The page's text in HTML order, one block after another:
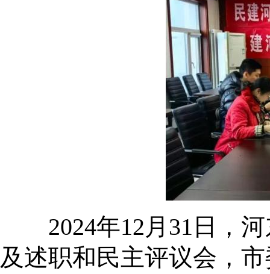
2024年12月31日，河
及述职和民主评议会，